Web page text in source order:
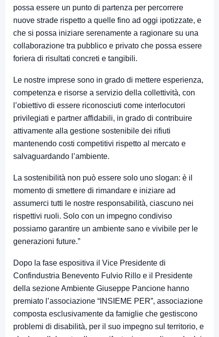
possa essere un punto di partenza per percorrere
nuove strade rispetto a quelle fino ad oggi ipotizzate, e
che si possa iniziare serenamente a ragionare su una
collaborazione tra pubblico e privato che possa essere
foriera di risultati concreti e tangibili.
Le nostre imprese sono in grado di mettere esperienza,
competenza e risorse a servizio della collettività, con
l’obiettivo di essere riconosciuti come interlocutori
privilegiati e partner affidabili, in grado di contribuire
attivamente alla gestione sostenibile dei rifiuti
mantenendo costi competitivi rispetto al mercato e
salvaguardando l’ambiente.
La sostenibilità non può essere solo uno slogan: è il
momento di smettere di rimandare e iniziare ad
assumerci tutti le nostre responsabilità, ciascuno nei
rispettivi ruoli. Solo con un impegno condiviso
possiamo garantire un ambiente sano e vivibile per le
generazioni future.”
Dopo la fase espositiva il Vice Presidente di
Confindustria Benevento Fulvio Rillo e il Presidente
della sezione Ambiente Giuseppe Pancione hanno
premiato l’associazione “INSIEME PER”, associazione
composta esclusivamente da famiglie che gestiscono
problemi di disabilità, per il suo impegno sul territorio, e